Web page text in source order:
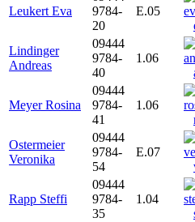
Leukert Eva
9784-
20
E.05
Lindinger
Andreas
09444
9784-
40
1.06
Meyer Rosina
09444
9784-
41
1.06
Ostermeier
Veronika
09444
9784-
54
E.07
Rapp Steffi
09444
9784-
35
1.04